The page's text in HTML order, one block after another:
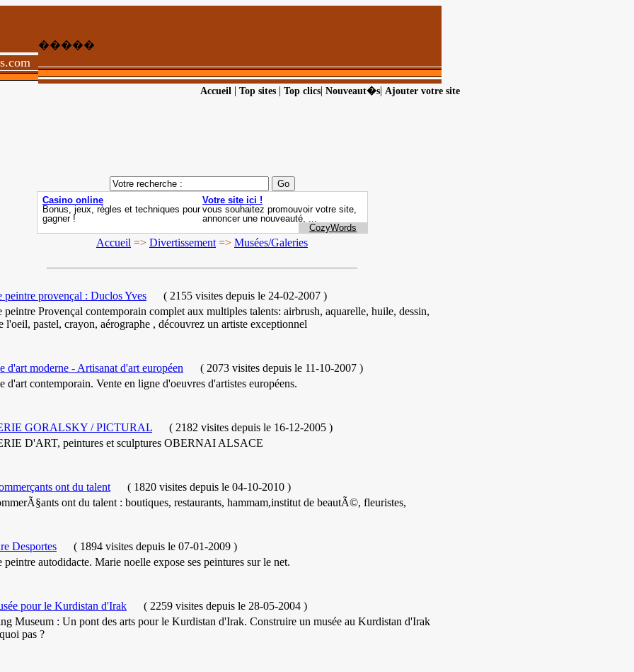
�����
Accueil | Top sites| Top clics| Nouveaut�s| Ajouter votre site
Accueil => Divertissement => Musées/Galeries
peintre provençal : Duclos Yves ( 2155 visites depuis le 24-02-2007 )
peintre Provençal contemporain complet aux multiples talents: airbrush, aquarelle, huile, dessin,
l'oeil, pastel, crayon, aérographe , découvrez un artiste exceptionnel
d'art moderne - Artisanat d'art européen ( 2073 visites depuis le 11-10-2007 )
d'art contemporain. Vente en ligne d'oeuvres d'artistes européens.
GORALSKY / PICTURAL ( 2182 visites depuis le 16-12-2005 )
D'ART, peintures et sculptures OBERNAI ALSACE
ont du talent ( 1820 visites depuis le 04-10-2010 )
ont du talent : boutiques, restaurants, hammam,institut de beautÃ©, fleuristes,
Desportes ( 1894 visites depuis le 07-01-2009 )
peintre autodidacte. Marie noelle expose ses peintures sur le net.
pour le Kurdistan d'Irak ( 2259 visites depuis le 28-05-2004 )
Museum : Un pont des arts pour le Kurdistan d'Irak. Construire un musée au Kurdistan d'Irak
pas ?